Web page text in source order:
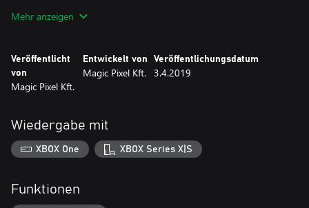
- Fire Mountain Retro
- Zankor Retro
- Mystic Star Retro
- Aerobatics Retro
- Spooky Retro
Mehr anzeigen
Veröffentlicht
von
Magic Pixel Kft.
Entwickelt von
Magic Pixel Kft.
Veröffentlichungsdatum
3.4.2019
Wiedergabe mit
XBOX One XBOX Series X|S
Funktionen